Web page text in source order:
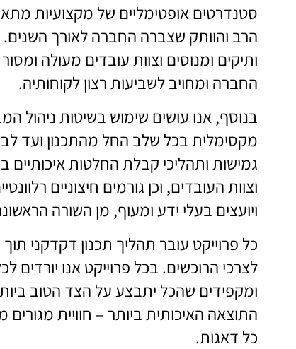
סטנדרטים אופטימליים של מקצועיות
הרב והוותק שצברה החברה לאורך השנים.
ותיקים ומנוסים וצוות עובדים מעולה
החברה ומחויב לשביעות רצון לקוחותיה.
בנוסף, אנו עושים שימוש בשיטות ניהול
מקסימלית בכל שלב החל מהתכנון ועד
גמישות ותהליכי קבלת החלטות
וצוות העובדים, וכן גורמים חיצוניים
ויועצים בעלי ידע ומעוף, מן השורה
כל פרוייקט עובר תהליך תכנון דקדקני
לצרכי הרוכשים. בכל פרוייקט אנו יורדים
ומקפידים שהכל יתבצע על הצד הטוב
התוצאה האיכותית ביותר – חוויית
כל דאגות.